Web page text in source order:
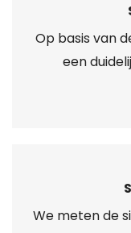
Op basis van
een
We meten de